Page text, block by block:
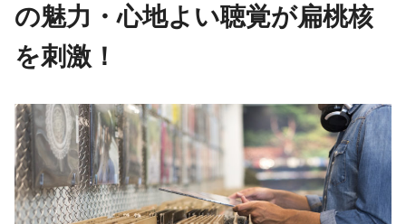
の魅力・心地よい聴覚が扁桃核
を刺激！